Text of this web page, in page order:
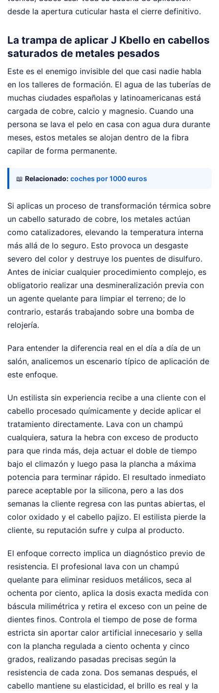
desde la apertura cuticular hasta el cierre definitivo.
La trampa de aplicar J Kbello en cabellos
saturados de metales pesados
Este es el enemigo invisible del que casi nadie habla
en los talleres de formación. El agua de las tuberías de
muchas ciudades españolas y latinoamericanas está
cargada de cobre, calcio y magnesio. Cuando una
persona se lava el pelo en casa con agua dura durante
meses, estos metales se alojan dentro de la fibra
capilar de forma permanente.
📖 Relacionado: coches por 1000 euros
Si aplicas un proceso de transformación térmica sobre
un cabello saturado de cobre, los metales actúan
como catalizadores, elevando la temperatura interna
más allá de lo seguro. Esto provoca un desgaste
severo del color y destruye los puentes de disulfuro.
Antes de iniciar cualquier procedimiento complejo, es
obligatorio realizar una desmineralización previa con
un agente quelante para limpiar el terreno; de lo
contrario, estarás trabajando sobre una bomba de
relojería.
Para entender la diferencia real en el día a día de un
salón, analicemos un escenario típico de aplicación de
este enfoque.
Un estilista sin experiencia recibe a una cliente con el
cabello procesado químicamente y decide aplicar el
tratamiento directamente. Lava con un champú
cualquiera, satura la hebra con exceso de producto
para que rinda más, deja actuar el doble de tiempo
bajo el climazón y luego pasa la plancha a máxima
potencia para terminar rápido. El resultado inmediato
parece aceptable por la silicona, pero a las dos
semanas la cliente regresa con las puntas abiertas, el
color oxidado y el cabello pajizo. El estilista pierde la
cliente, su reputación sufre y culpa al producto.
El enfoque correcto implica un diagnóstico previo de
resistencia. El profesional lava con un champú
quelante para eliminar residuos metálicos, seca al
ochenta por ciento, aplica la dosis exacta medida con
báscula milimétrica y retira el exceso con un peine de
dientes finos. Controla el tiempo de pose de forma
estricta sin aportar calor artificial innecesario y sella
con la plancha regulada a ciento ochenta y cinco
grados, realizando pasadas precisas según la
resistencia de cada zona. Dos semanas después, el
cabello mantiene su elasticidad, el brillo es real y la